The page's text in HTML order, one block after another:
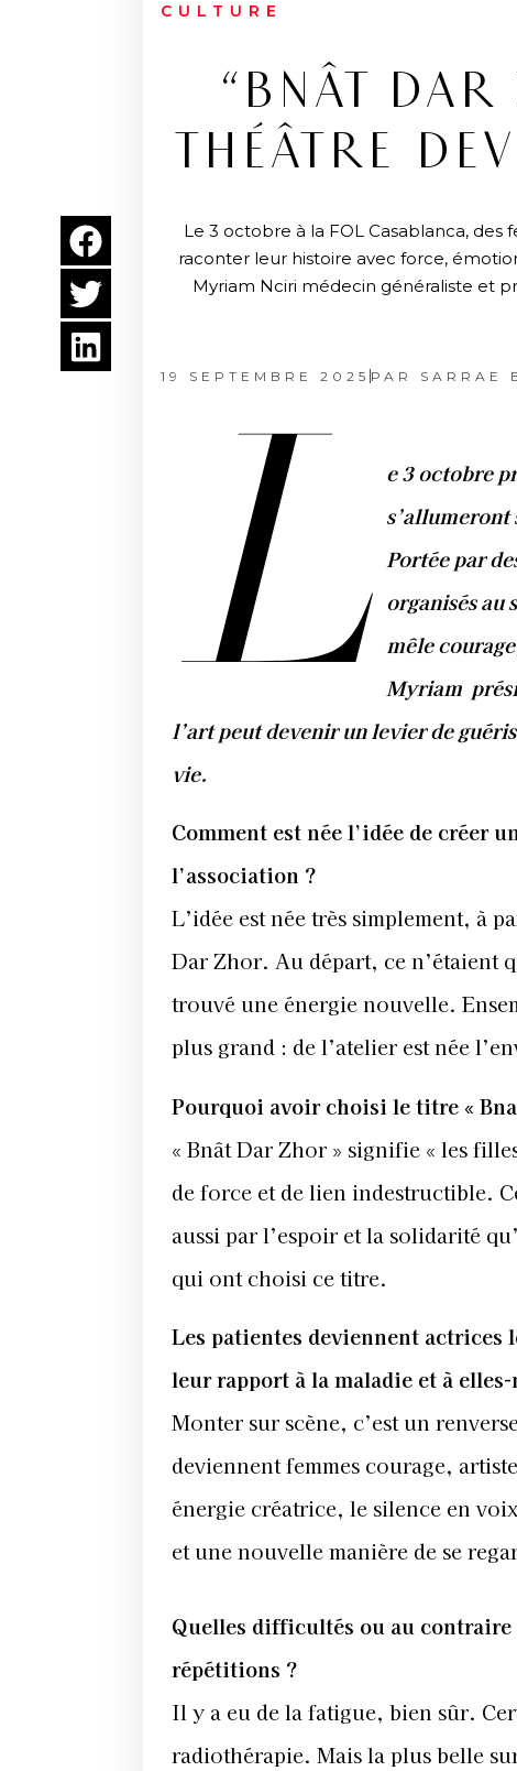
CULTURE
“BNÂT
THÉÂTRE
Le 3 octobre à la FOL Casablanca,
raconter leur histoire avec force,
Myriam Nciri médecin généraliste et
19 SEPTEMBRE 2025 PAR SARRAE
L
e 3 octobre
s’allumeront
Portée par
organisés au
mêle
Myriam
l’art peut devenir un levier de
vie.
Comment est née l’idée de créer
l’association ?
L’idée est née très simplement, à
Dar Zhor. Au départ, ce n’étaient
trouvé une énergie nouvelle.
plus grand : de l’atelier est née
Pourquoi avoir choisi le titre «
« Bnât Dar Zhor » signifie « les
de force et de lien indestructible.
aussi par l’espoir et la solidarité
qui ont choisi ce titre.
Les patientes deviennent actrices
leur rapport à la maladie et à elles-
Monter sur scène, c’est un
deviennent femmes courage,
énergie créatrice, le silence en
et une nouvelle manière de se
Quelles difficultés ou au contraire
répétitions ?
Il y a eu de la fatigue, bien sûr.
radiothérapie. Mais la plus belle